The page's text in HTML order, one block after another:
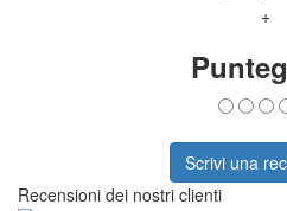
+
Scrivi una
Recensioni dei nostri clienti